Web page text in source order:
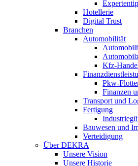
Hotellerie
Digital Trust
Branchen
Automobilität
Kfz-
Finanzen
Transport und
Fertigung
Bauwesen und
Verteidigung
Über DEKRA
Unsere Vision
Unsere Historie